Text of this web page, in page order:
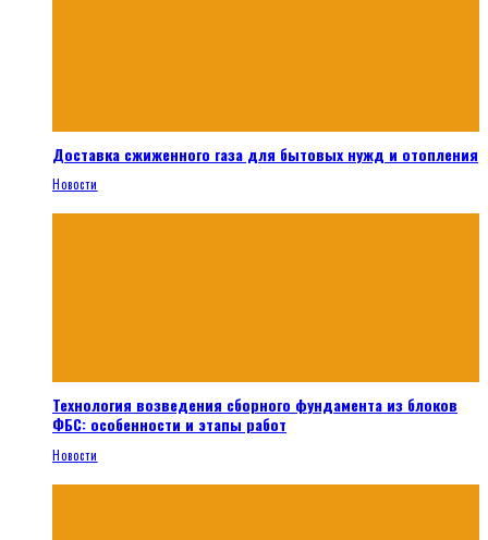
Доставка сжиженного газа для бытовых нужд и отопления
Новости
Технология возведения сборного фундамента из блоков
ФБС: особенности и этапы работ
Новости